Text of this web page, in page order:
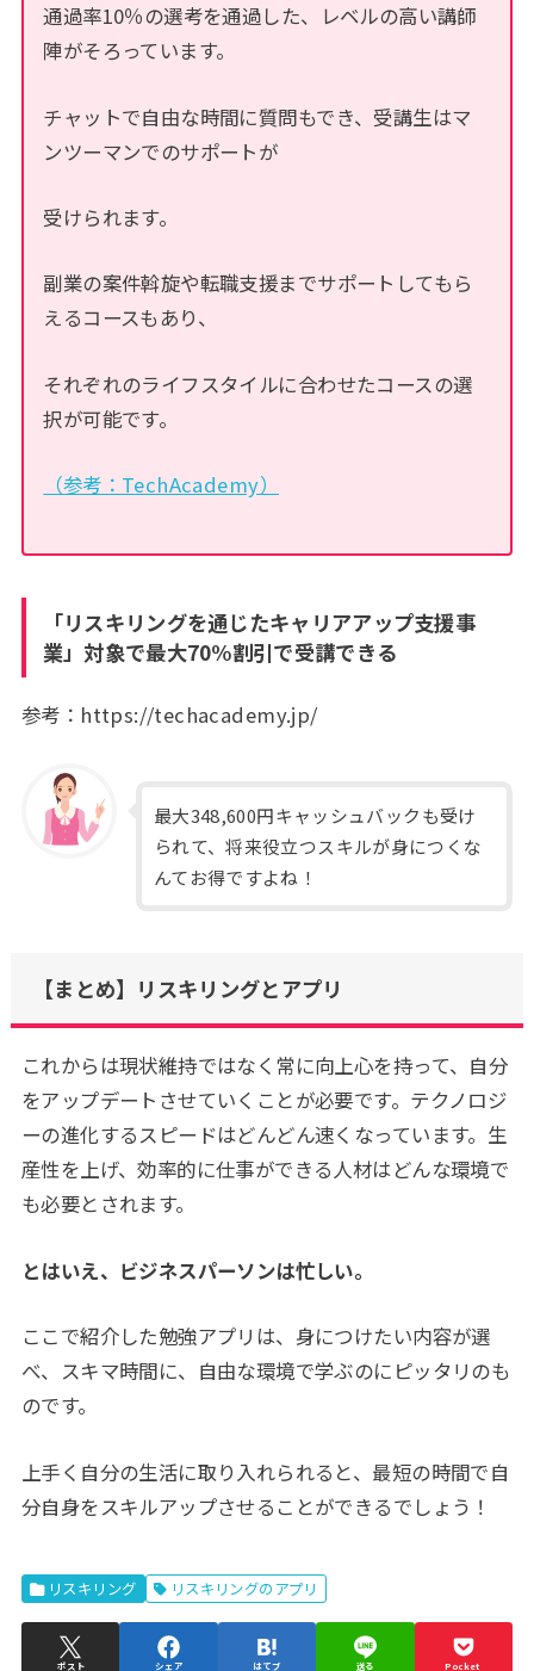
通過率10％の選考を通過した、レベルの高い講師
陣がそろっています。
チャットで自由な時間に質問もでき、受講生はマ
ンツーマンでのサポートが
受けられます。
副業の案件斡旋や転職支援までサポートしてもら
えるコースもあり、
それぞれのライフスタイルに合わせたコースの選
択が可能です。
（参考：TechAcademy）
「リスキリングを通じたキャリアアップ支援事
業」対象で最大70%割引で受講できる
参考：https://techacademy.jp/
最大348,600円キャッシュバックも受け
られて、将来役立つスキルが身につくな
んてお得ですよね！
【まとめ】リスキリングとアプリ
これからは現状維持ではなく常に向上心を持って、自分
をアップデートさせていくことが必要です。テクノロジ
ーの進化するスピードはどんどん速くなっています。生
産性を上げ、効率的に仕事ができる人材はどんな環境で
も必要とされます。
とはいえ、ビジネスパーソンは忙しい。
ここで紹介した勉強アプリは、身につけたい内容が選
べ、スキマ時間に、自由な環境で学ぶのにピッタリのも
のです。
上手く自分の生活に取り入れられると、最短の時間で自
分自身をスキルアップさせることができるでしょう！
リスキリング リスキリングのアプリ
ポスト シェア はてブ 送る Pocket